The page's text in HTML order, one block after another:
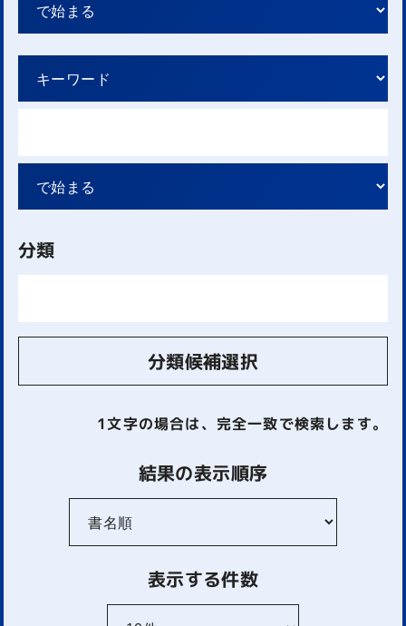
分類
分類候補選択
1文字の場合は、完全一致で検索します。
結果の表示順序
表示する件数